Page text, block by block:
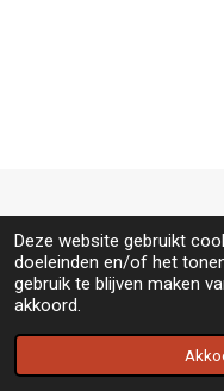
Deze website gebruikt
doeleinden en/of het
gebruik te blijven maken
akkoord.
© 2020 - 2026 Tilly